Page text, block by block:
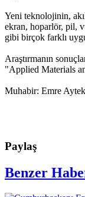
Yeni teknolojinin,
ekran, hoparlör, pil,
gibi birçok farklı
Araştırmanın
"Applied Materials
Muhabir: Emre
Paylaş
Benzer